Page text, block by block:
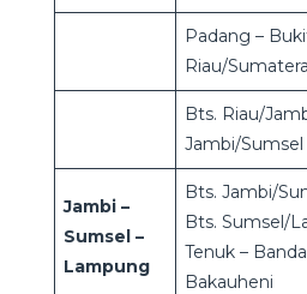
Padang –
Riau/
Bts. Riau/
Jambi/Sumsel
Jambi –
Sumsel –
Lampung
Bts. Jambi/
Bts. Sumsel/
Tenuk –
Bakauheni